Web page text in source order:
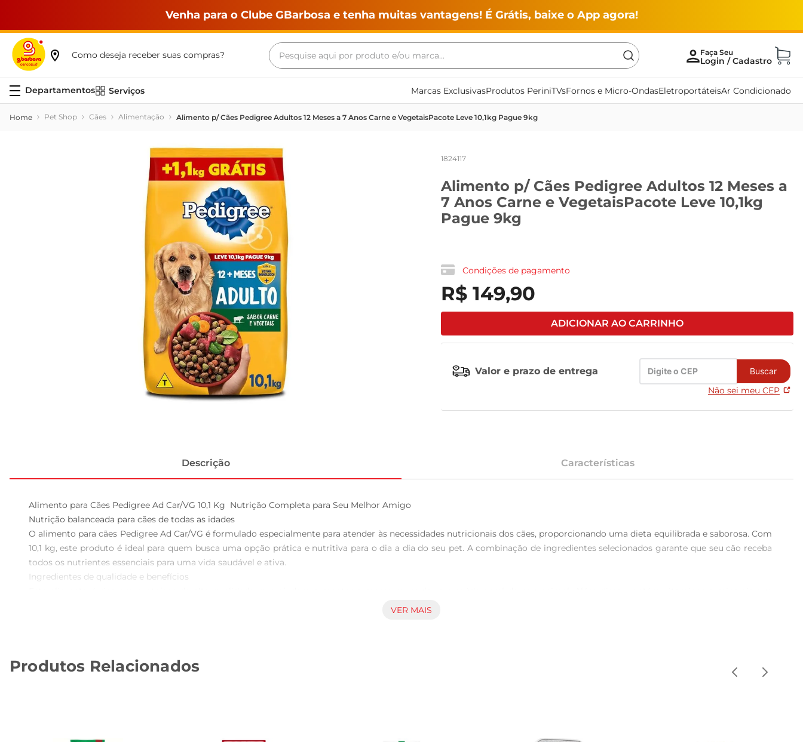
Venha para o Clube GBarbosa e tenha muitas vantagens! É Grátis, baixe o App agora!
Como deseja receber suas compras?
Pesquise aqui por produto e/ou marca...
Serviços Marcas ExclusivasProdutos PeriniTVsFornos e Micro-OndasEletroportáteisAr Condicionado
Pet Shop Cães Alimentação Alimento p/ Cães Pedigree Adultos 12 Meses a 7 Anos Carne e VegetaisPacote Leve 10,1kg Pague 9kg
1824117
Alimento p/ Cães Pedigree Adultos 12 Meses a
7 Anos Carne e VegetaisPacote Leve 10,1kg
Pague 9kg
Condições de pagamento
R$ 149,90
ADICIONAR AO CARRINHO
Valor e prazo de entrega Buscar
Não sei meu CEP
Descrição Características
Alimento para Cães Pedigree Ad Car/VG 10,1 Kg  Nutrição Completa para Seu Melhor Amigo
Nutrição balanceada para cães de todas as idades
O alimento para cães Pedigree Ad Car/VG é formulado especialmente para atender às necessidades nutricionais dos cães, proporcionando uma dieta equilibrada e saborosa. Com
10,1 kg, este produto é ideal para quem busca uma opção prática e nutritiva para o dia a dia do seu pet. A combinação de ingredientes selecionados garante que seu cão receba
todos os nutrientes essenciais para uma vida saudável e ativa.
Ingredientes de qualidade e benefícios
contribuem para o fortalecimento dosistema imunológico, promovendo bemestar e vitalidade. A formulação inclui também ácidos graxos essenciais, que são importantes para a
idade do animal. É sempre bom consultar um veterinário para adequar a dieta às necessidades específicas do seu pet. Mantenha sempre água fresca e limpa disponível para o seu
VER MAIS
Produtos Relacionados
Termos mais buscados
maquina lavar